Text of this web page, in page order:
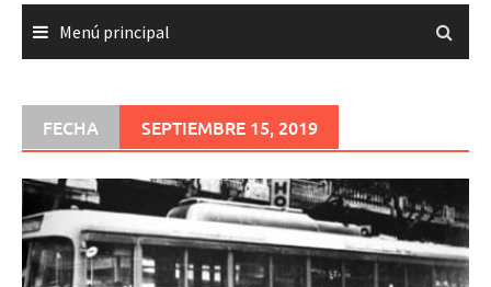
Menú principal
FECHA SEPTIEMBRE 15, 2019